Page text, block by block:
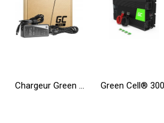
Chargeur Green Cell PRO 19.5V 4.62A 90W pour Dell Inspiron 15R N5010 N5110 Latitude E6410 E6420 E6430 E6510 E6520 E6530